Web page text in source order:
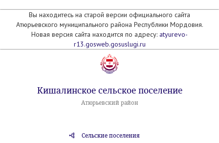
Вы находитесь на старой версии официального сайта
Атюрьевского муниципального района Республики Мордовия.
Новая версия сайта находится по адресу: atyurevo-
r13.gosweb.gosuslugi.ru
Кишалинское сельское поселение
Атюрьевский район
Сельские поселения